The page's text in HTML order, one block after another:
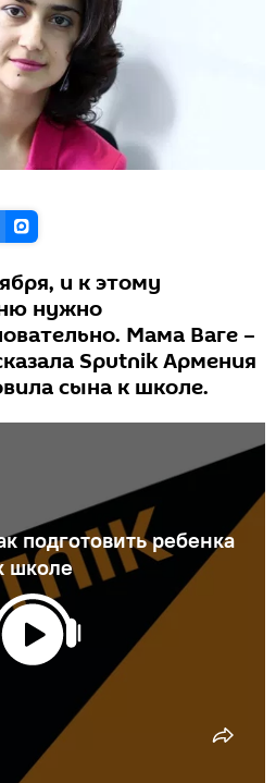
и к этому
нужно
Мама Ваге –
Sputnik Армения
сына к школе.
подготовить ребенка
школе